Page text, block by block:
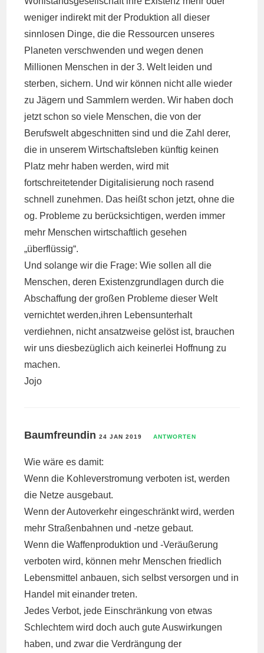
weniger indirekt mit der Produktion all dieser
sinnlosen Dinge, die die Ressourcen unseres
Planeten verschwenden und wegen denen
Millionen Menschen in der 3. Welt leiden und
sterben, sichern. Und wir können nicht alle wieder
zu Jägern und Sammlern werden. Wir haben doch
jetzt schon so viele Menschen, die von der
Berufswelt abgeschnitten sind und die Zahl derer,
die in unserem Wirtschaftsleben künftig keinen
Platz mehr haben werden, wird mit
fortschreitetender Digitalisierung noch rasend
schnell zunehmen. Das heißt schon jetzt, ohne die
og. Probleme zu berücksichtigen, werden immer
mehr Menschen wirtschaftlich gesehen
„überflüssig“.
Und solange wir die Frage: Wie sollen all die
Menschen, deren Existenzgrundlagen durch die
Abschaffung der großen Probleme dieser Welt
vernichtet werden,ihren Lebensunterhalt
verdiehnen, nicht ansatzweise gelöst ist, brauchen
wir uns diesbezüglich aich keinerlei Hoffnung zu
machen.
Jojo
Baumfreundin24 JAN 2019 ANTWORTEN
Wie wäre es damit:
Wenn die Kohleverstromung verboten ist, werden
die Netze ausgebaut.
Wenn der Autoverkehr eingeschränkt wird, werden
mehr Straßenbahnen und -netze gebaut.
Wenn die Waffenproduktion und -Veräußerung
verboten wird, können mehr Menschen friedlich
Lebensmittel anbauen, sich selbst versorgen und in
Handel mit einander treten.
Jedes Verbot, jede Einschränkung von etwas
Schlechtem wird doch auch gute Auswirkungen
haben, und zwar die Verdrängung der